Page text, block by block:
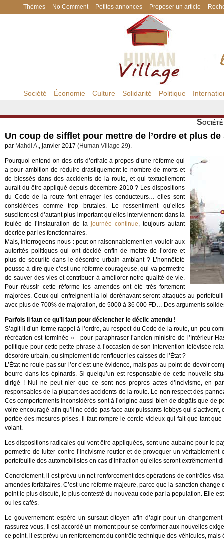
Thèmes No Comment Petites annonces Proposer un article
Société Économie Culture Solidarité Politique
Société
Un coup de sifflet pour mettre de l’ordre et plus
par Mahdi A., janvier 2017 (Human Village 29).
Pourquoi entend-on des cris d’orfraie à propos d’une réforme qui
a pour ambition de réduire drastiquement le nombre de morts et
de blessés dans des accidents de la route, et qui textuellement
aurait du être appliqué depuis décembre 2010 ? Les dispositions
du Code de la route font enrager les conducteurs… elles sont
considérées comme trop brutales. Le ressentiment qu’elles
suscitent est d’autant plus important qu’elles interviennent dans la
foulée de l’instauration de la journée continue, toujours autant
décriée par les fonctionnaires.
Mais, interrogeons-nous : peut-on raisonnablement en vouloir aux
autorités politiques qui ont décidé enfin de mettre de l’ordre et
plus de sécurité dans le désordre urbain ambiant ? L’honnêteté
pousse à dire que c’est une réforme courageuse, qui va permettre
de sauver des vies et contribuer à améliorer notre qualité de vie.
Pour réussir cette réforme les amendes ont été très fortement
majorées. Ceux qui enfreignent la loi dorénavant seront attaqués au
avec plus de 700% de majoration, de 5000 à 36 000 FD… Des arguments
Parfois il faut ce qu’il faut pour déclencher le déclic attendu !
S’agit-il d’un ferme rappel à l’ordre, au respect du Code de la route, un peu
récréation est terminée » - pour paraphraser l’ancien ministre de l’Intérieur
politique pour cette petite phrase à l’occasion de son intervention télévisée
désordre urbain, ou simplement de renflouer les caisses de l’État ?
L’État ne roule pas sur l’or c’est une évidence, mais pas au point de devoir
beurre dans les épinards. Si quelqu’un est responsable de cette nouvelle
dirigé ! Nul ne peut nier que ce sont nos propres actes d’incivisme, en
responsables de la plupart des accidents de la route. Le non respect des
Ces comportements inconsidérés sont à l’origine aussi bien de dégâts que de
voire encouragé afin qu’il ne cède pas face aux puissants lobbys qui
portée des mesures prises. Il faut rompre le cercle vicieux qui fait que tant
volant.
Les dispositions radicales qui vont être appliquées, sont une aubaine pour le
permettre de lutter contre l’incivisme routier et de provoquer un
portefeuille des automobilistes en cas d’infraction qu’elles seront extrêmement
Concrètement, il est prévu un net renforcement des opérations de contrôles
amendes forfaitaires. C’est une réforme majeure, parce que la sanction
point le plus discuté, le plus contesté du nouveau code par la population. Elle
ou les cafés.
Le gouvernement espère un sursaut citoyen afin d’agir pour un
rassurez-vous, il est accordé un moment pour se conformer aux nouvelles
ce point, il est prévu un renforcement du contrôle technique des véhicules,